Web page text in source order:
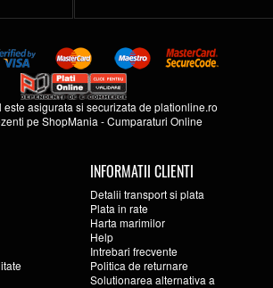
este asigurata si securizata deplationline.ro
peShopMania -Cumparaturi Online
INFORMATII CLIENTI
Detalii transport si plata
Plata in rate
Harta marimilor
Help
Intrebari frecvente
Politica de returnare
Solutionarea alternativa a